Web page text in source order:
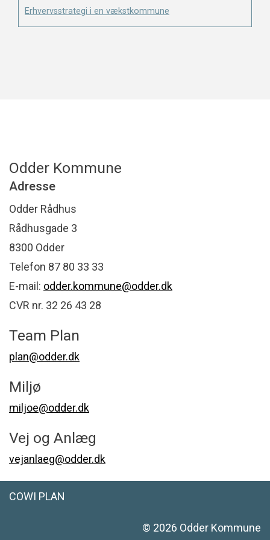
Erhvervsstrategi i en vækstkommune
Odder Kommune
Adresse
Odder Rådhus
Rådhusgade 3
8300 Odder
Telefon 87 80 33 33
E-mail: odder.kommune@odder.dk
CVR nr. 32 26 43 28
Team Plan
plan@odder.dk
Miljø
miljoe@odder.dk
Vej og Anlæg
vejanlaeg@odder.dk
COWI PLAN
© 2026 Odder Kommune